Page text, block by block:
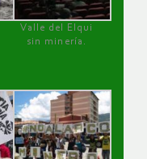
Valle del Elqui
sin minería.